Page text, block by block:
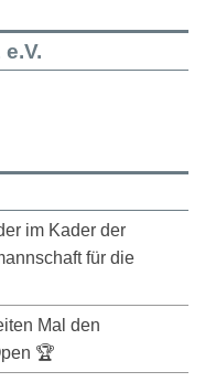
im Kader der
für die
Mal den
🏆